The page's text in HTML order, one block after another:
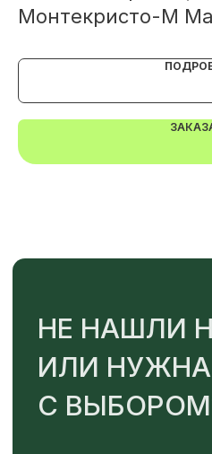
Монтекристо-M